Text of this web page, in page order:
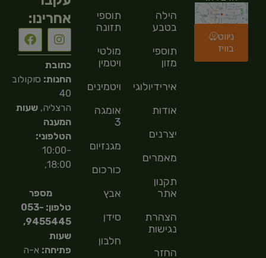
ניווט
בוויז
הילה
בטבע
תוספי
מזון
אירידיולוגיה
אודות
יצרנים
מאמרים
תקנון
אתר
הצהרת
נגישות
החזר
תוספי
תזונה
מולטי
ויטמין
ויטמינים
אומגה
3
מגנזיום
כורכום
אבץ
סידן
חלבון
אחרינו:
כתובת
החנות: סוקולוב
40
הרצליה,שעות
המענה
הטלפוני:
10:00-
18:00,
מספר
טלפון: 053-
9455445,
שעות
פתיחה: א-ה